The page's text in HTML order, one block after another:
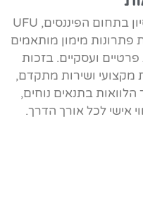
עם שנים של ניסיון בתחום הפיננסים, UFU
פתרונות מימון מותאמים
ועסקיים. בזכות
מקצועי ושירות מתקדם,
הלוואות בתנאים נוחים,
אישי לכל אורך הדרך.